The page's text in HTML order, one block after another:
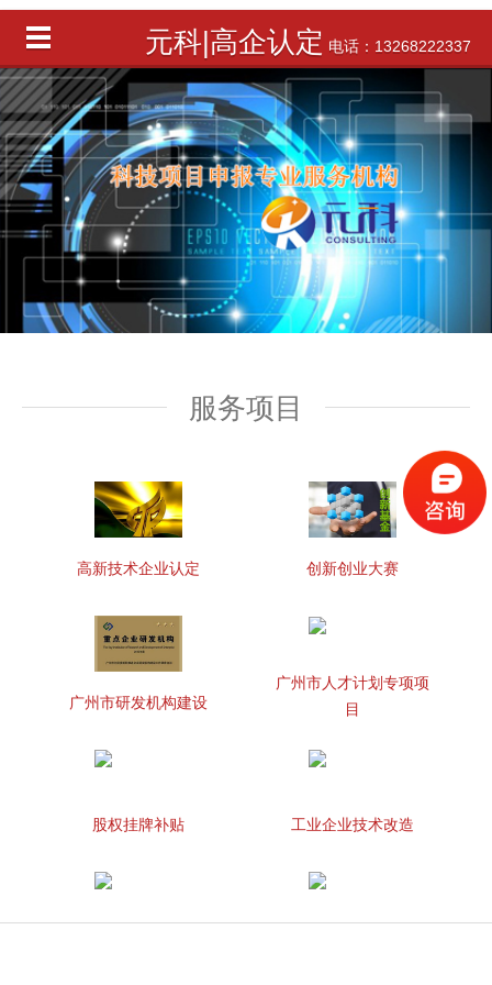
元科|高企认定 电话：13268222337
服务项目
高新技术企业认定 创新创业大赛
广州市研发机构建设
广州市人才计划专项项
目
股权挂牌补贴 工业企业技术改造